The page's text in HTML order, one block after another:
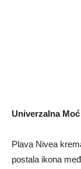
Univerzalna
Plava Nivea
postala ikona